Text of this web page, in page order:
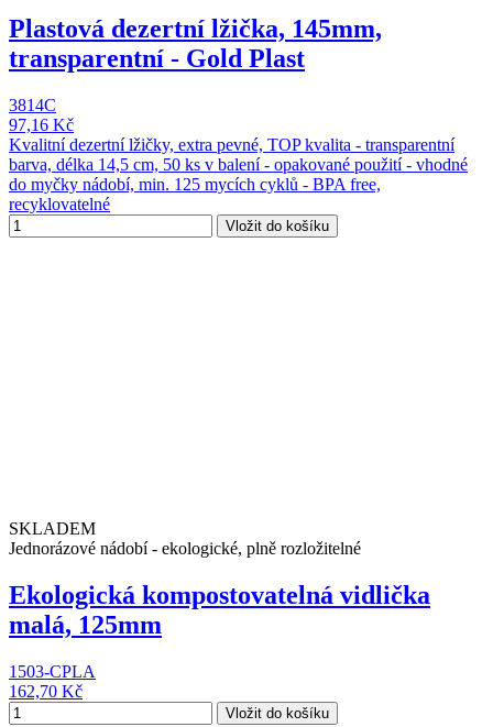
Plastová dezertní lžička, 145mm,
transparentní - Gold Plast
3814C
97,16 Kč
Kvalitní dezertní lžičky, extra pevné, TOP kvalita - transparentní
barva, délka 14,5 cm, 50 ks v balení - opakované použití - vhodné
do myčky nádobí, min. 125 mycích cyklů - BPA free,
recyklovatelné
Vložit do košíku
SKLADEM
Jednorázové nádobí - ekologické, plně rozložitelné
Ekologická kompostovatelná vidlička
malá, 125mm
1503-CPLA
162,70 Kč
Vložit do košíku